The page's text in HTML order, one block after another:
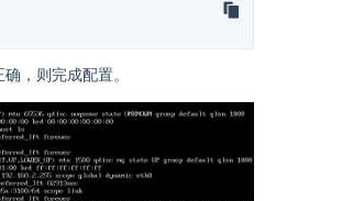
，则完成配置。